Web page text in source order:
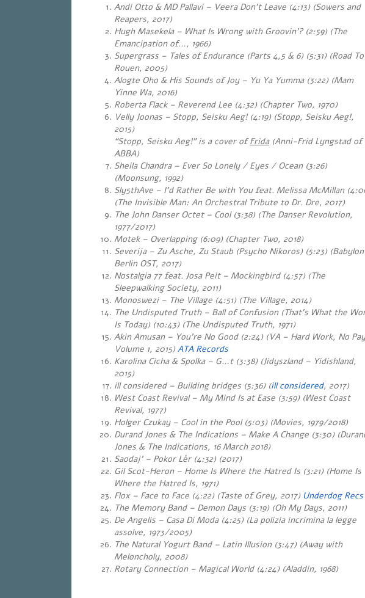
Andi Otto & MD Pallavi – Veera Don’t Leave (4:13) (Sowers and
Reapers, 2017)
Hugh Masekela – What Is Wrong with Groovin’? (2:59) (The
Emancipation of…, 1966)
Supergrass – Tales of Endurance (Parts 4,5 & 6) (5:31) (Road To
Rouen, 2005)
Alogte Oho & His Sounds of Joy – Yu Ya Yumma (3:22) (Mam
Yinne Wa, 2016)
Roberta Flack – Reverend Lee (4:32) (Chapter Two, 1970)
Velly Joonas – Stopp, Seisku Aeg! (4:19) (Stopp, Seisku Aeg!,
2015)
“Stopp, Seisku Aeg!” is a cover ofFrida(Anni-Frid Lyngstad of
ABBA)
Sheila Chandra – Ever So Lonely / Eyes / Ocean (3:26)
(Moonsung, 1992)
Sly5thAve – I’d Rather Be with You feat. Melissa McMillan
(The Invisible Man: An Orchestral Tribute to Dr. Dre, 2017)
The John Danser Octet – Cool (3:38) (The Danser Revolution,
1977/2017)
Motek – Overlapping (6:09) (Chapter Two, 2018)
Severija – Zu Asche, Zu Staub (Psycho Nikoros) (5:23)
Berlin OST, 2017)
Nostalgia 77 feat. Josa Peit – Mockingbird (4:57) (The
Sleepwalking Society, 2011)
Monoswezi – The Village (4:51) (The Village, 2014)
The Undisputed Truth – Ball of Confusion (That’s What the
Is Today) (10:43) (The Undisputed Truth, 1971)
Akin Amusan – You’re No Good (2:24) (VA – Hard Work, No Pay
Volume 1, 2015)ATA Records
Karolina Cicha & Spolka – G…t (3:38) (Jidyszland – Yidishland,
2015)
ill considered – Building bridges (5:36) (ill considered, 2017)
West Coast Revival – My Mind Is at Ease (3:59) (West Coast
Revival, 1977)
Holger Czukay – Cool in the Pool (5:03) (Movies, 1979/2018)
Durand Jones & The Indications – Make A Change (3:30)
Jones & The Indications, 16 March 2018)
Saodaj’ – Pokor Lèr (4:32) (2017)
Gil Scot-Heron – Home Is Where the Hatred Is (3:21) (Home Is
Where the Hatred Is, 1971)
Flox – Face to Face (4:22) (Taste of Grey, 2017) Underdog Recs
The Memory Band – Demon Days (3:19) (Oh My Days, 2011)
De Angelis – Casa Di Moda (4:25) (La polizia incrimina la legge
assolve, 1973/2005)
The Natural Yogurt Band – Latin Illusion (3:47) (Away with
Meloncholy, 2008)
Rotary Connection – Magical World (4:24) (Aladdin, 1968)